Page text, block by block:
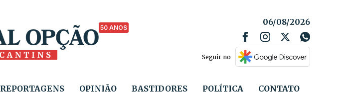
50 ANOS
06/08/2026
Seguir no
REPORTAGENS OPINIÃO BASTIDORES POLÍTICA CONTATO